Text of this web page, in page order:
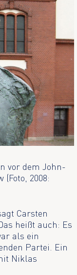
vor dem John-
2008:
Carsten
heißt auch: Es
als ein
Partei. Ein
Niklas